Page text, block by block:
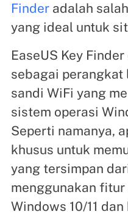
Finderadalah
yang ideal untuk
EaseUS Key
sebagai perangkat
sandi WiFi yang
sistem operasi
Seperti namanya,
khusus untuk
yang tersimpan
menggunakan fitur
Windows 10/11